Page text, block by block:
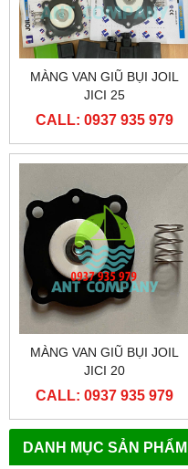
DANH MỤC SẢN PHẨM
MÀNG VAN GIŨ BỤI JOIL
JICI 25
CALL: 0937 935 979
MÀNG VAN GIŨ BỤI JOIL
JICI 20
CALL: 0937 935 979